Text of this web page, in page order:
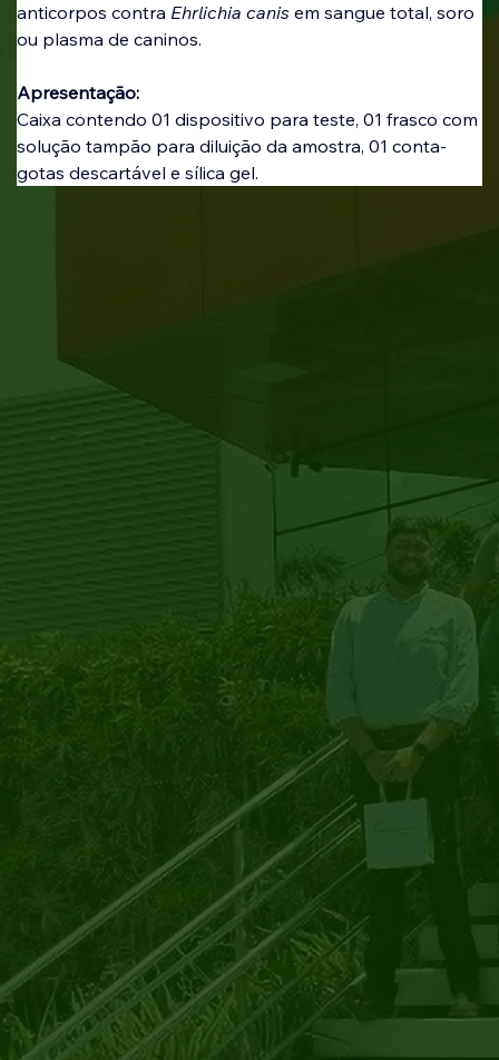
anticorpos contra Ehrlichia canis em sangue total, soro
ou plasma de caninos.
Apresentação:
Caixa contendo 01 dispositivo para teste, 01 frasco com
solução tampão para diluição da amostra, 01 conta-
gotas descartável e sílica gel.